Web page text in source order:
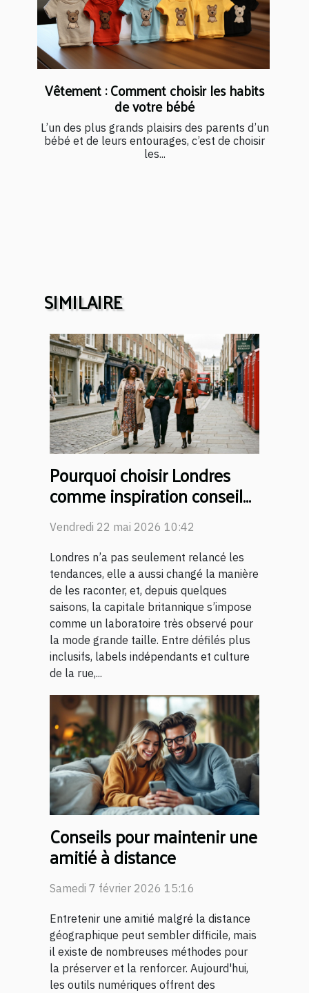
Vêtement : Comment choisir les habits
de votre bébé
L’un des plus grands plaisirs des parents d’un
bébé et de leurs entourages, c’est de choisir
les...
SIMILAIRE
Pourquoi choisir Londres
comme inspiration conseil
mode grande taille ?
Vendredi 22 mai 2026 10:42
Londres n’a pas seulement relancé les
tendances, elle a aussi changé la manière
de les raconter, et, depuis quelques
saisons, la capitale britannique s’impose
comme un laboratoire très observé pour
la mode grande taille. Entre défilés plus
inclusifs, labels indépendants et culture
de la rue,...
Conseils pour maintenir une
amitié à distance
Samedi 7 février 2026 15:16
Entretenir une amitié malgré la distance
géographique peut sembler difficile, mais
il existe de nombreuses méthodes pour
la préserver et la renforcer. Aujourd'hui,
les outils numériques offrent des